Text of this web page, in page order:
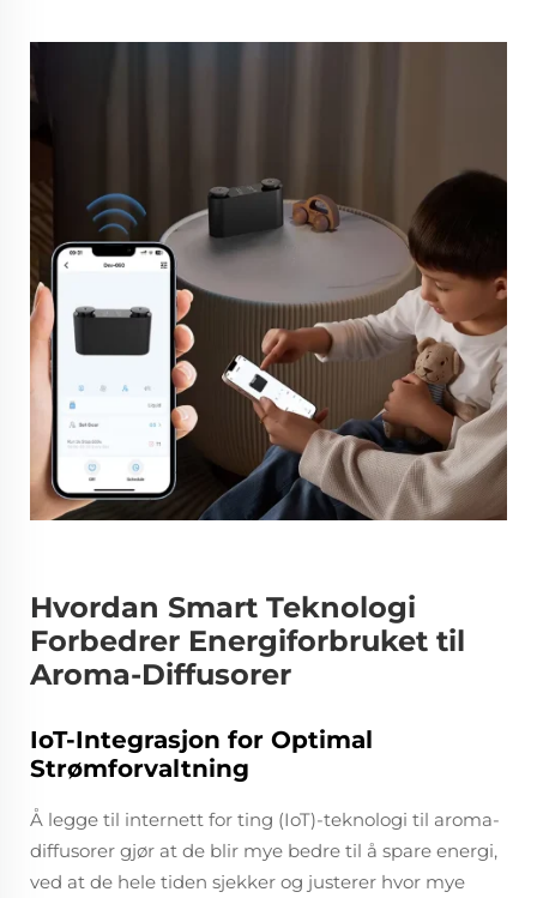
Hvordan Smart Teknologi
Forbedrer Energiforbruket til
Aroma-Diffusorer
IoT-Integrasjon for Optimal
Strømforvaltning
Å legge til internett for ting (IoT)-teknologi til aroma-
diffusorer gjør at de blir mye bedre til å spare energi,
ved at de hele tiden sjekker og justerer hvor mye